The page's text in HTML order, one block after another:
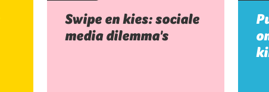
Swipe en kies: sociale
media dilemma's